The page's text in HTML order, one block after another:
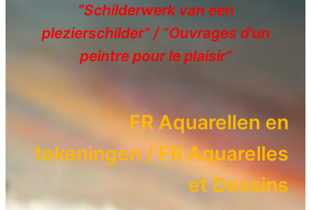
“Schilderwerk van een
plezierschilder” / “Ouvrages d’un
peintre pour le plaisir”
FR Aquarellen en
tekeningen / FR Aquarelles
et Dessins